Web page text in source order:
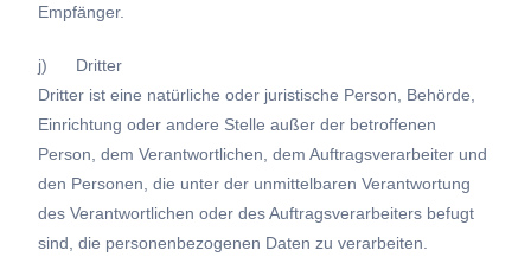
Empfänger.
j) Dritter
Dritter ist eine natürliche oder juristische Person, Behörde,
Einrichtung oder andere Stelle außer der betroffenen
Person, dem Verantwortlichen, dem Auftragsverarbeiter und
den Personen, die unter der unmittelbaren Verantwortung
des Verantwortlichen oder des Auftragsverarbeiters befugt
sind, die personenbezogenen Daten zu verarbeiten.